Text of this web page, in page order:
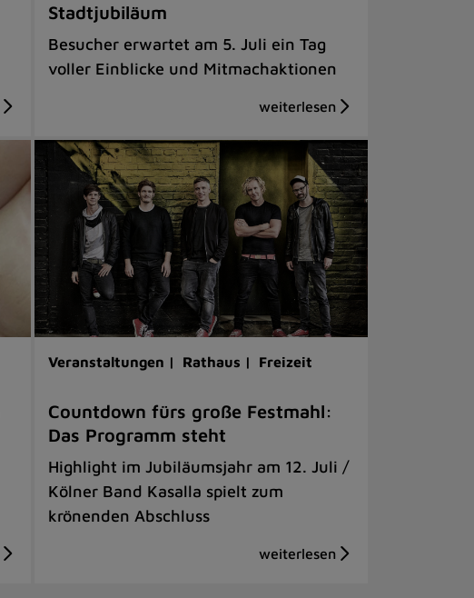
Stadtjubiläum
Besucher erwartet am 5. Juli ein Tag
voller Einblicke und Mitmachaktionen
Veranstaltungen | Rathaus | Freizeit
Countdown fürs große Festmahl:
Das Programm steht
Highlight im Jubiläumsjahr am 12. Juli /
Kölner Band Kasalla spielt zum
krönenden Abschluss